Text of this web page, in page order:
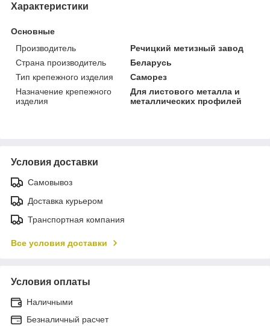
Характеристики
Основные
Производитель
Речицкий метизный завод
Страна производитель
Беларусь
Тип крепежного изделия
Саморез
Назначение крепежного
изделия
Для листового металла и
металлических профилей
Условия доставки
Самовывоз
Доставка курьером
Транспортная компания
Все условия доставки
Условия оплаты
Наличными
Безналичный расчет